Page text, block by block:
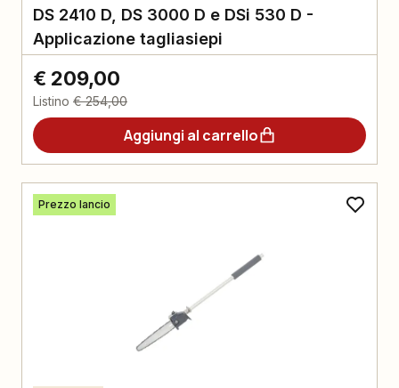
DS 2410 D, DS 3000 D e DSi 530 D -
Applicazione tagliasiepi
€ 209,00
Listino € 254,00
Aggiungi al carrello
Prezzo lancio